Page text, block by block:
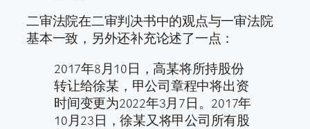
二审法院在二审判决书中的观点与一审法院
基本一致，另外还补充论述了一点：
2017年8月10日，高某将所持股份
转让给徐某，甲公司章程中将出资
时间变更为2022年3月7日。2017年
10月23日，徐某又将甲公司所有股